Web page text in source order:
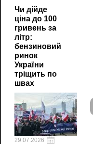
Чи дійде
ціна до 100
гривень за
літр:
бензиновий
ринок
України
тріщить по
швах
29.07.2026